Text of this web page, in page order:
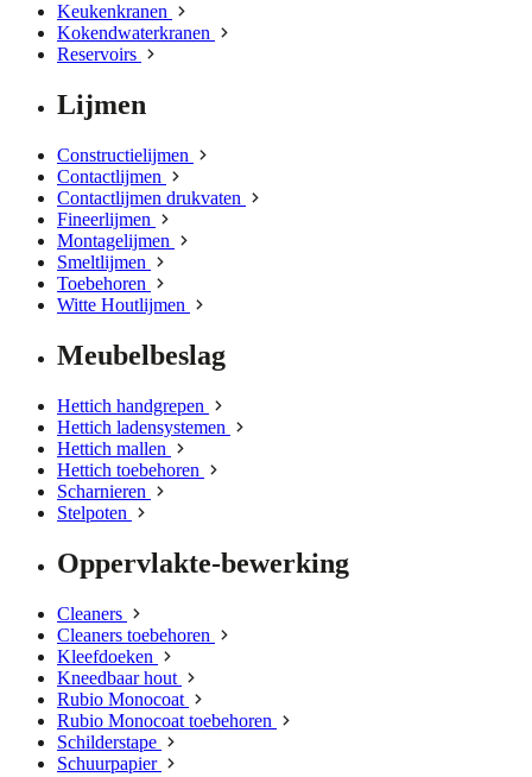
Keukenkranen
Kokendwaterkranen
Reservoirs
Lijmen
Constructielijmen
Contactlijmen
Contactlijmen drukvaten
Fineerlijmen
Montagelijmen
Smeltlijmen
Toebehoren
Witte Houtlijmen
Meubelbeslag
Hettich handgrepen
Hettich ladensystemen
Hettich mallen
Hettich toebehoren
Scharnieren
Stelpoten
Oppervlakte-bewerking
Cleaners
Cleaners toebehoren
Kleefdoeken
Kneedbaar hout
Rubio Monocoat
Rubio Monocoat toebehoren
Schilderstape
Schuurpapier